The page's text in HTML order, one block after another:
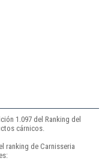
1.097 del Ranking del
cárnicos.
ranking de Carnisseria